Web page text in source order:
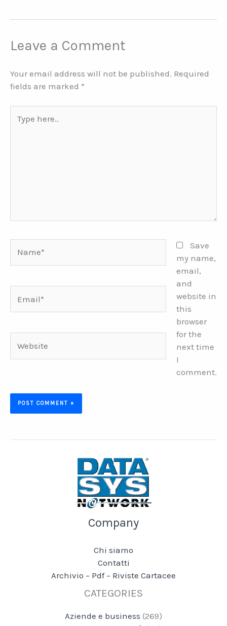
Leave a Comment
Your email address will not be published. Required
fields are marked *
here..
Save
my name,
email,
and
website in
this
browser
for the
next time
I
comment.
Company
Chi siamo
Contatti
Archivio – Pdf – Riviste Cartacee
CATEGORIES
Aziende e business (269)